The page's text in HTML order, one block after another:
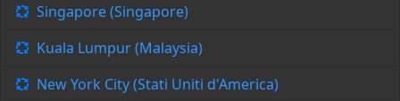
Singapore (Singapore)
Kuala Lumpur (Malaysia)
New York City (Stati Uniti d'America)